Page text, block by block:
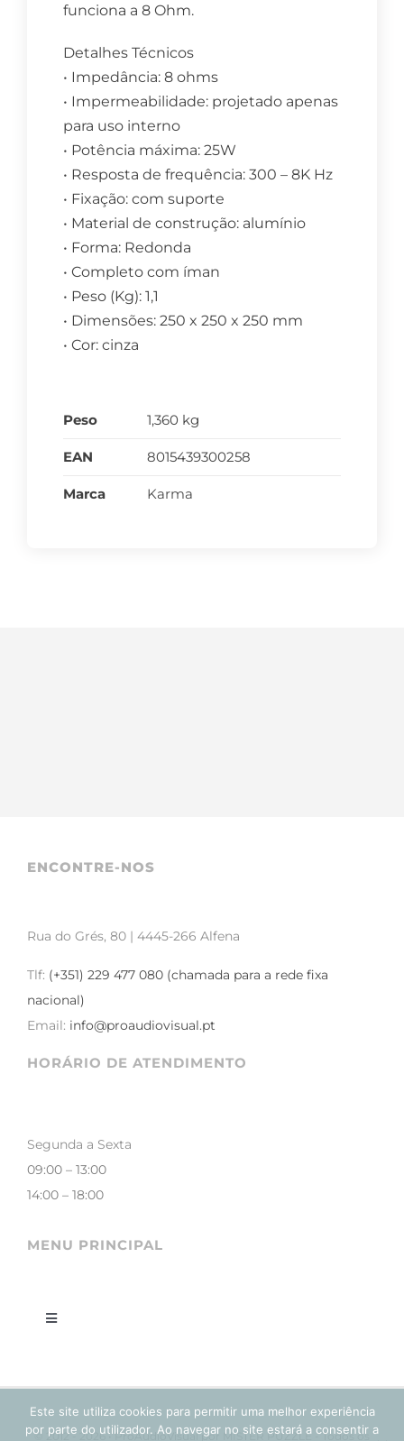
funciona a 8 Ohm.
Detalhes Técnicos
• Impedância: 8 ohms
• Impermeabilidade: projetado apenas
para uso interno
• Potência máxima: 25W
• Resposta de frequência: 300 – 8K Hz
• Fixação: com suporte
• Material de construção: alumínio
• Forma: Redonda
• Completo com íman
• Peso (Kg): 1,1
• Dimensões: 250 x 250 x 250 mm
• Cor: cinza
Peso 1,360 kg
EAN 8015439300258
Marca Karma
ENCONTRE-NOS
Rua do Grés, 80 | 4445-266 Alfena
Tlf: (+351) 229 477 080 (chamada para a rede fixa
nacional)
Email: info@proaudiovisual.pt
HORÁRIO DE ATENDIMENTO
Segunda a Sexta
09:00 – 13:00
14:00 – 18:00
MENU PRINCIPAL
Toggle
CONTACTOS
© 2012 - 2026 • ProAudioVisual por MISTER PUZZLE - Todos os
Este site utiliza cookies para permitir uma melhor experiência
por parte do utilizador. Ao navegar no site estará a consentir a